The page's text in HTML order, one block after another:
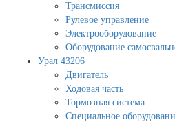
Трансмиссия
Рулевое управление
Электрооборудование
Оборудование
Урал 43206
Двигатель
Ходовая часть
Тормозная система
Специальное